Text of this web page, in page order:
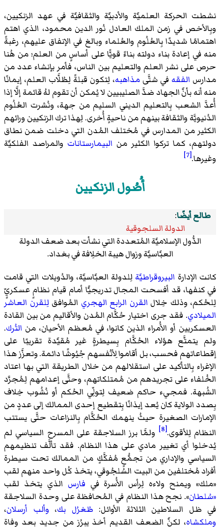
نشطت الحركة العلميَّة والأدبيَّة والثقافيَّة في عهد الزنكيين،
وبِالأخص في زمن الملك العادل نُور الدين محمود، الذي اهتم
اهتمامًا شديدًا بِالعُلُوم والعُلماء وبالغ في الإنفاق عليهم، رغبةً
منه في إعادة بناء دولته بناءً قويًّا على أساسٍ من العلم؛ من هُنا
حرص على نشر العلم والتعليم بين الناس، فأمر بإنشاء عدد من
مدارس الفقه في شتَّى مذاهبه، لِتكون قبلةً لِطُلَّاب العلم، إيمانًا
منه أنه بأنَّ الجهاد ضدَّ الصليبيين لا يُمكن أن تقوم لهُ قائمة إلَّا إذا
أُعدَّ الشعب بِالتعليم الديني السليم من جهة، ونُشرت العُلُوم
الدُنيويَّة والثقافة بينهم من ناحيةٍ أُخرى. لِهذا ترك الزنكيين ورائهم
الكثير من المدارس في مُختلف المُدن التي دخلت ضمن نطاق
دولتهم، كما تركوا الكثير من البيمارستانات والمراصد الفلكيَّة
وغيرها.[7]
أُصُول الزنكيين
طالع أيضًا:
الدولة السلجوقية
الدُّول الإسلاميَّة المُتعددة التي نشأت بعد ضعف الدولة
العبَّاسيَّة وزوال هيبة الخلِافة في بغداد.
كانت الإدارة البيروقراطيَّة لِلدولة العبَّاسيَّة، والدُويلات التي قامت
في كنفها، قد أفسحت المجال تدريجيًّا أمام قيام نظامٍ عسكريٍّ
لِلحُكم، وذلك خِلال القرن الرابع الهجري المُوافق لِلقرن العاشر
الميلادي. فقد جرى اختيار حُكَّام المُدن والأقاليم من بين القادة
العسكريين أو الأُمراء الذين كانوا، في مُعظم الأحيان، من التُرك.
ولم يتمتَّع هؤلاء الحُكَّام بِسيطرةٍ غير مُقيَّدة تقريبًا على
إقطاعاتهم فحسب، بل أقاموا لِأنُفسهم جُيُوشًا دائمة. وتعزَّز هذا
الإغراء بِالتأكيد على استقلالهم من خلال الطريقة التي بها اعتاد
الخُلفاء على تجريدهم من مُمتلكاتهم، وحتَّى إعدامهم لِمُجرَّد
الشُبهة. فمجيء حاكم ضعيف لِتولِّي الحُكم أو نُشُوب خِلاف
بِصدد الولاية كان يُعد إيذانًا بِتقطيع إحدى الممالك إلى عددٍ من
الإمارات الصغيرة حيثُ ينهمك الحُكَّام بِالنزاعات حتَّى يستتب
النظام لِلأقوى.[8]
ولمَّا برز السلاجقة على المسرح السياسي لم
يُدخلوا أي تغيير مادي على هذا النظام. فقد تألَّف تنظيمهم
السياسي والإداري من تجمُّعٍ مُفكَّكٍ من الممالك تحت سيطرة
أفراد مُختلفين من البيت السُلجُوقي، يتخذ كُل واحد منهم لقب
«ملك» ويمنح ولاءه لِرأس الأُسرة في فارس الذي يتخذ لقب
«سُلطان». نجح هذا النظام في المُحافظة على وحدة السلاجقة
في ظل السلاطين الثلاثة الأوائل: طُغرُل بك، وألب أرسلان،
وملكشاه، لكنَّ الضعف القديم أخذ يبرُز من جديد بعد وفاة